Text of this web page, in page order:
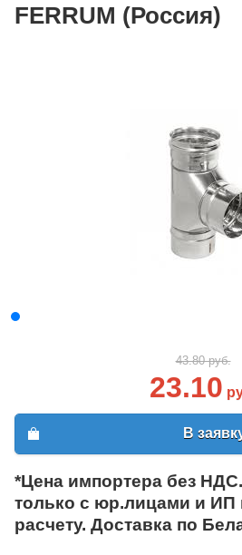
FERRUM (Россия)
43.80 руб.
23.10
В
*Цена импортера без
только с юр.лицами и ИП
расчету. Доставка по